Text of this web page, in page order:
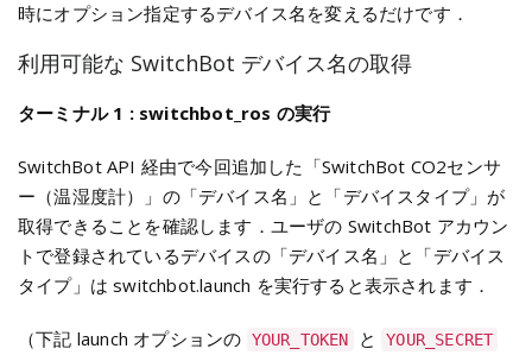
時にオプション指定するデバイス名を変えるだけです．
利用可能な SwitchBot デバイス名の取得
ターミナル 1 : switchbot_ros の実行
SwitchBot API 経由で今回追加した「SwitchBot CO2センサ
ー（温湿度計）」の「デバイス名」と「デバイスタイプ」が
取得できることを確認します．ユーザの SwitchBot アカウン
トで登録されているデバイスの「デバイス名」と「デバイス
タイプ」は switchbot.launch を実行すると表示されます．
（下記 launch オプションの YOUR_TOKEN と YOUR_SECRET